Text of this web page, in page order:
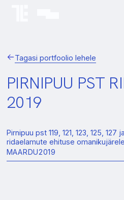
Tagasi portfoolio lehele
PIRNIPUU PST
2019
Pirnipuu pst 119, 121, 123, 125, 127
ridaelamute ehituse
MAARDU2019